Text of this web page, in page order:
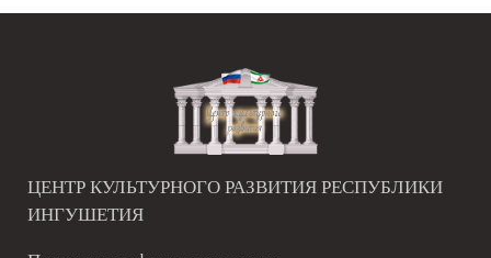
ЦЕНТР КУЛЬТУРНОГО РАЗВИТИЯ РЕСПУБЛИКИ
ИНГУШЕТИЯ